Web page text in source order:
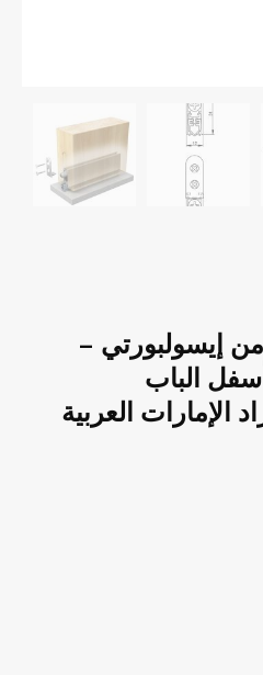
إيسولبورتي –
الباب
الإمارات العربية